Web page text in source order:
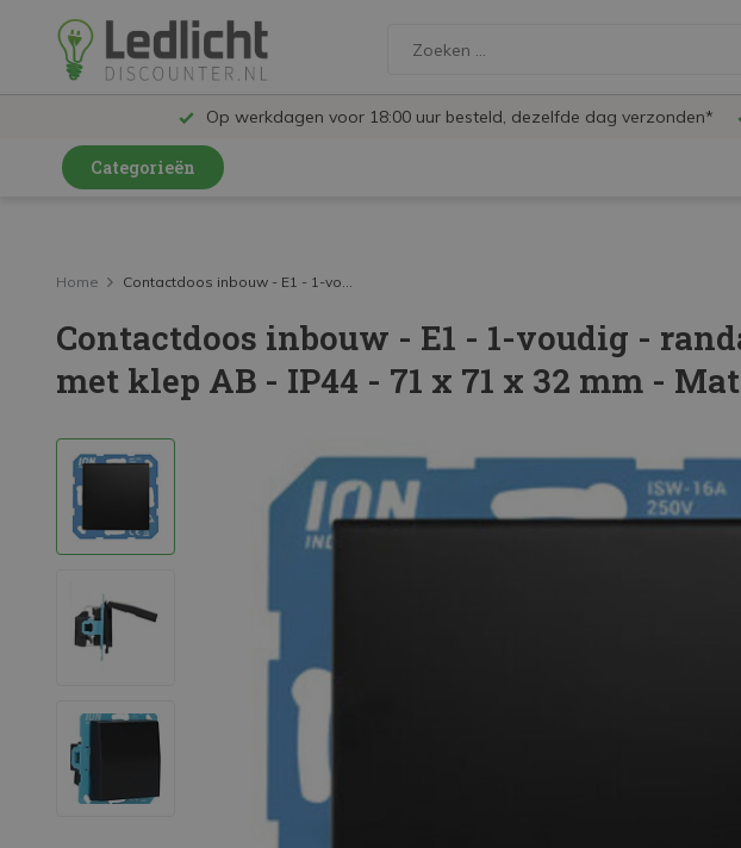
Op werkdagen voor 18:00 uur besteld, dezelfde dag verzonden*
Categorieën
LED Railspots
LED Panelen
LED TL
LED Schijnwerpers
LED High Bay lampen
LED Strips
Installatiemateriaal
Verduurzaming
Home Contactdoos inbouw - E1 - 1-vo...
Contactdoos inbouw - E1 - 1-voudig -
met klep AB - IP44 - 71 x 71 x 32 mm -